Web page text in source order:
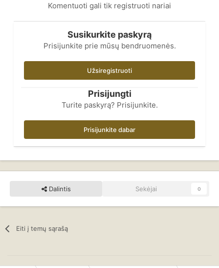
Komentuoti gali tik registruoti nariai
Susikurkite paskyrą
Prisijunkite prie mūsų bendruomenės.
Užsiregistruoti
Prisijungti
Turite paskyrą? Prisijunkite.
Prisijunkite dabar
Dalintis Sekėjai 0
Eiti į temų sąrašą